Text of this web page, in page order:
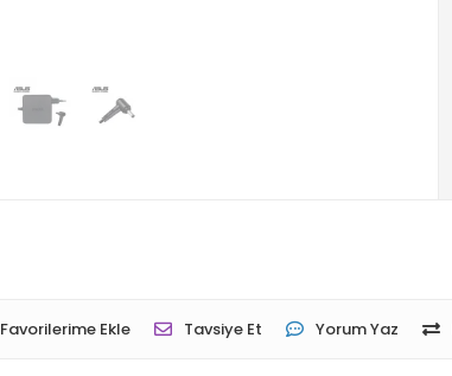
Favorilerime Ekle Tavsiye Et Yorum Yaz